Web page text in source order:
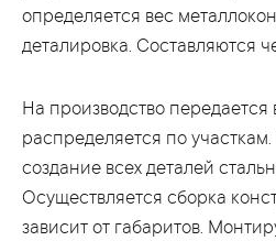
определяется вес
деталировка. Составляются
На производство передается
распределяется по
создание всех деталей
Осуществляется сборка
зависит от габаритов.